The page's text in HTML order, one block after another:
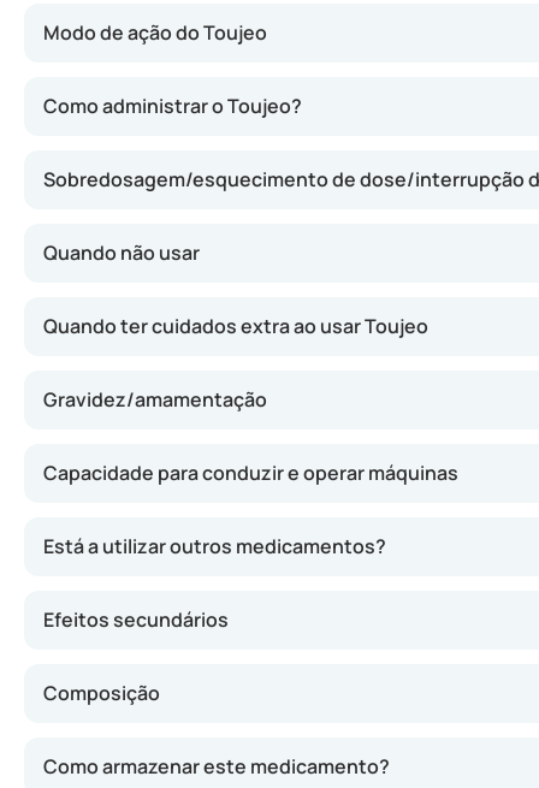
Modo de ação do Toujeo
Como administrar o Toujeo?
Sobredosagem/esquecimento de dose/interrupção
Quando não usar
Quando ter cuidados extra ao usar Toujeo
Gravidez/amamentação
Capacidade para conduzir e operar máquinas
Está a utilizar outros medicamentos?
Efeitos secundários
Composição
Como armazenar este medicamento?